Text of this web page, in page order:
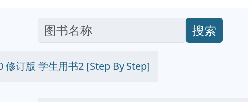
搜索
修订版 学生用书2 [Step By Step]